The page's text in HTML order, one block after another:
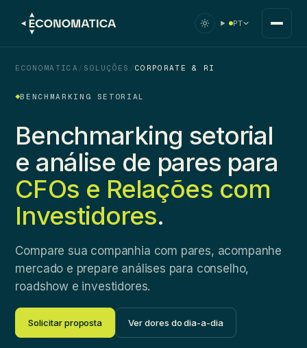
PT
ECONOMATICA / SOLUÇÕES /CORPORATE & RI
BENCHMARKING SETORIAL
Benchmarking setorial
e análise de pares para
CFOs e Relações com
Investidores.
Compare sua companhia com pares, acompanhe
mercado e prepare análises para conselho,
roadshow e investidores.
Solicitar proposta Ver dores do dia-a-dia